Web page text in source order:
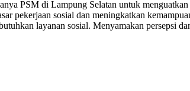
PSM di Lampung Selatan untuk
pekerjaan sosial dan meningkatkan
layanan sosial. Menyamakan persepsi